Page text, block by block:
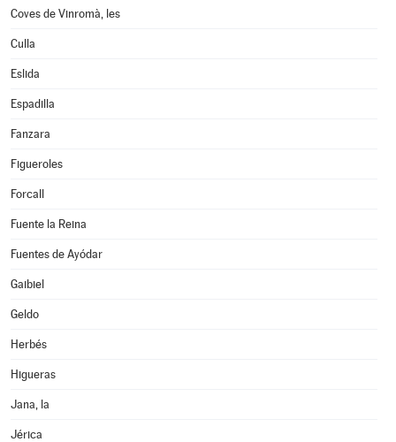
Coves de Vinromà, les
Culla
Eslida
Espadilla
Fanzara
Figueroles
Forcall
Fuente la Reina
Fuentes de Ayódar
Gaibiel
Geldo
Herbés
Higueras
Jana, la
Jérica